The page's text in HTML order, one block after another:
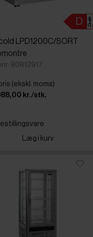
LPD1200C/SORT
80812917
(ekskl. moms)
kr./stk.
Læg i kurv